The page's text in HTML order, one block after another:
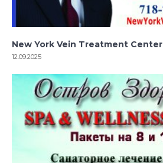
New York Vein Treatment Center
12.09.2025